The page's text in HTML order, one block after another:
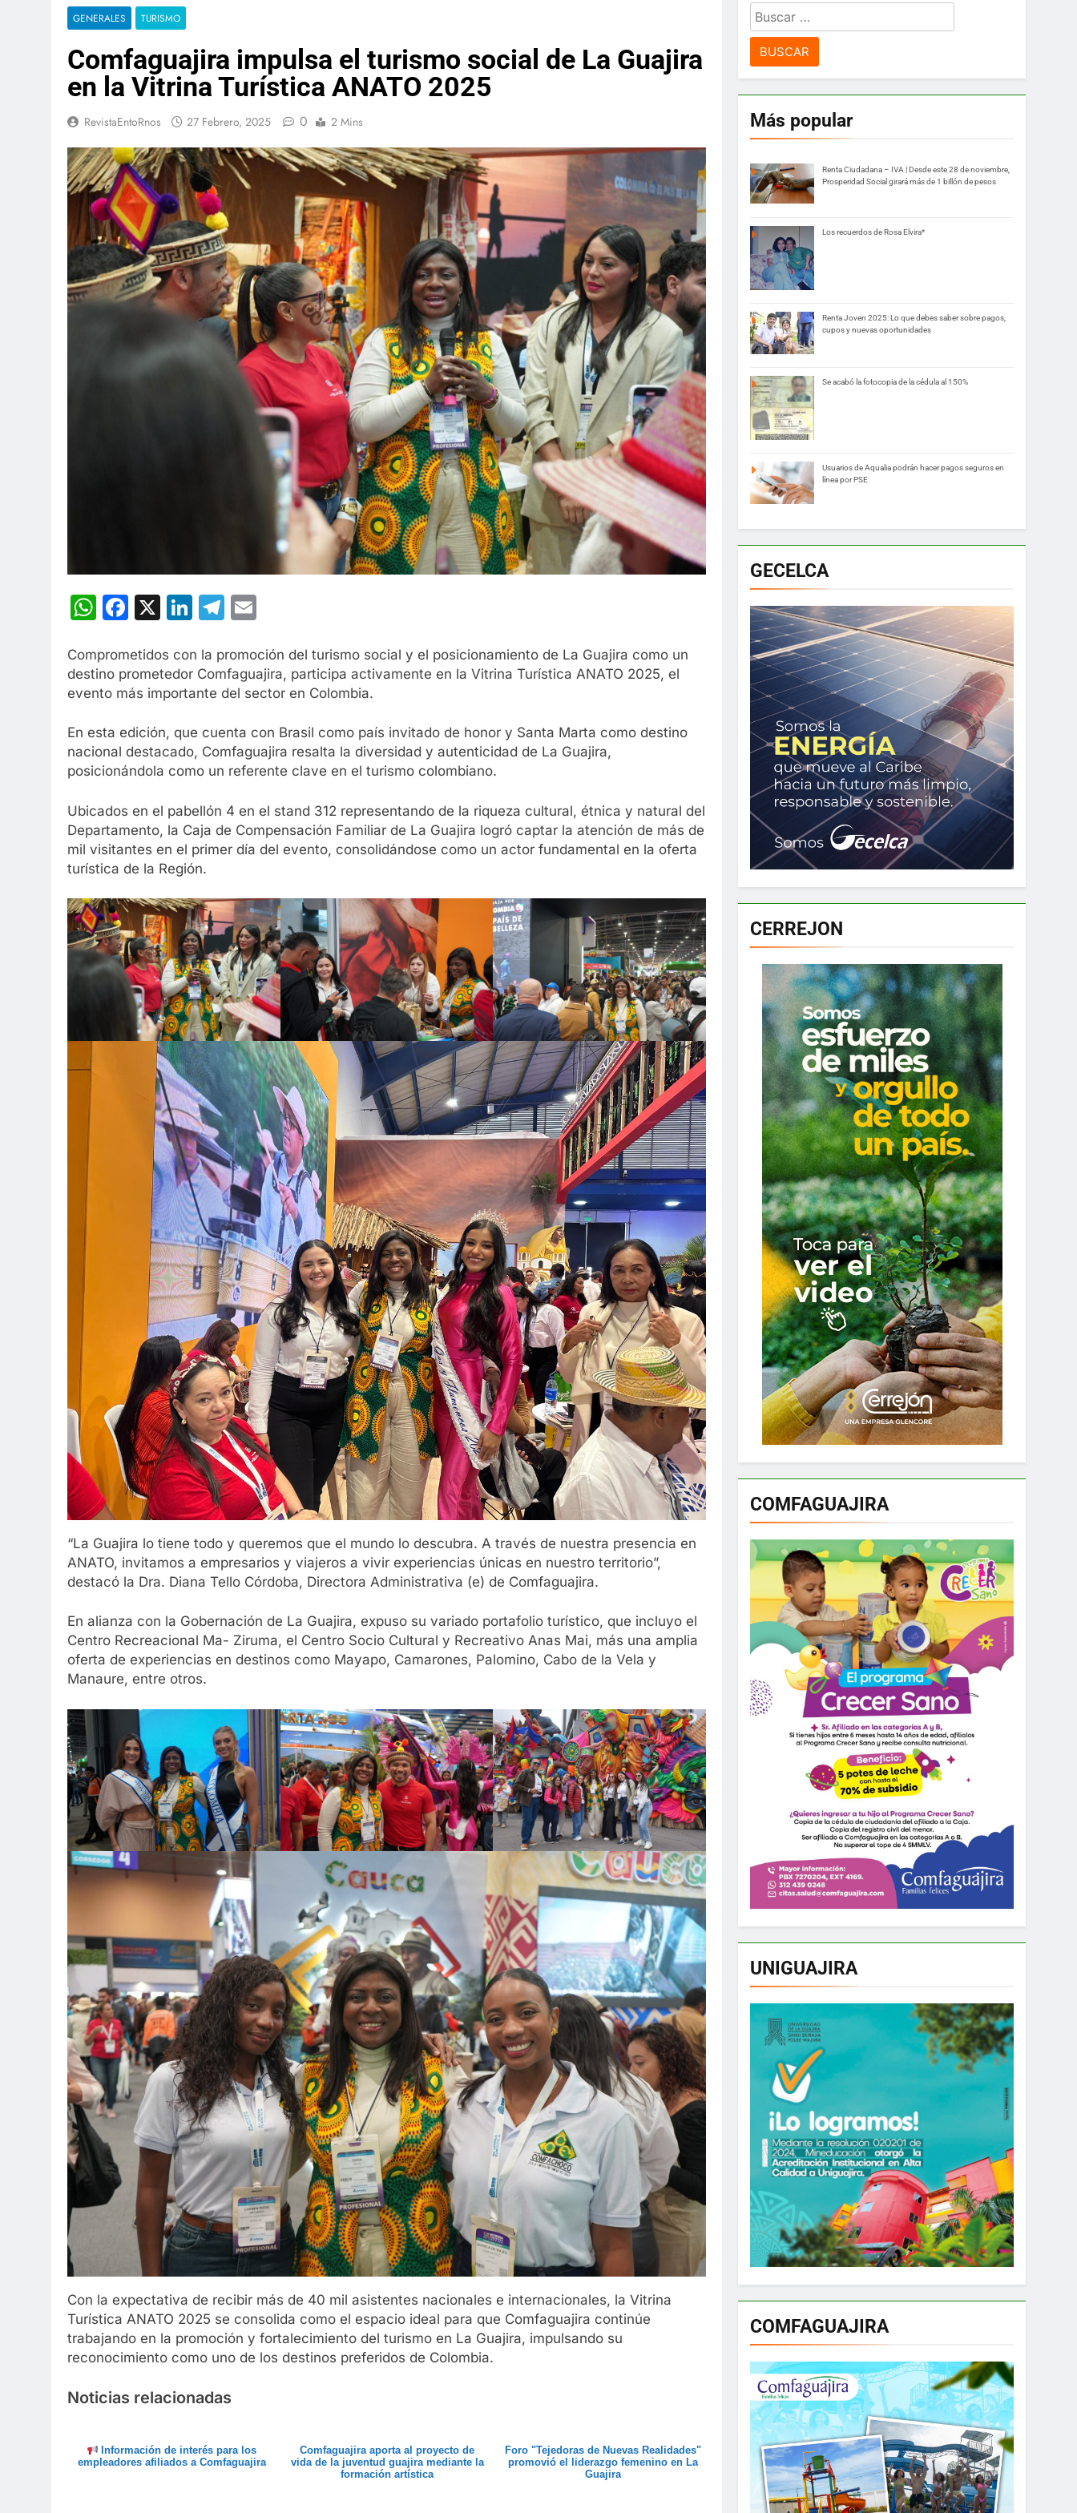
GENERALES TURISMO
Comfaguajira impulsa el turismo social de La Guajira
en la Vitrina Turística ANATO 2025
RevistaEntoRnos 27 Febrero, 2025 0 2 Mins
WhatsApp
Facebook
X LinkedIn
Telegram
Comprometidos con la promoción del turismo social y el posicionamiento de La Guajira como un
destino prometedor Comfaguajira, participa activamente en la Vitrina Turística ANATO 2025, el
evento más importante del sector en Colombia.
En esta edición, que cuenta con Brasil como país invitado de honor y Santa Marta como destino
nacional destacado, Comfaguajira resalta la diversidad y autenticidad de La Guajira,
posicionándola como un referente clave en el turismo colombiano.
Ubicados en el pabellón 4 en el stand 312 representando de la riqueza cultural, étnica y natural del
Departamento, la Caja de Compensación Familiar de La Guajira logró captar la atención de más de
mil visitantes en el primer día del evento, consolidándose como un actor fundamental en la oferta
turística de la Región.
“La Guajira lo tiene todo y queremos que el mundo lo descubra. A través de nuestra presencia en
ANATO, invitamos a empresarios y viajeros a vivir experiencias únicas en nuestro territorio”,
destacó la Dra. Diana Tello Córdoba, Directora Administrativa (e) de Comfaguajira.
En alianza con la Gobernación de La Guajira, expuso su variado portafolio turístico, que incluyo el
Centro Recreacional Ma- Ziruma, el Centro Socio Cultural y Recreativo Anas Mai, más una amplia
oferta de experiencias en destinos como Mayapo, Camarones, Palomino, Cabo de la Vela y
Manaure, entre otros.
Con la expectativa de recibir más de 40 mil asistentes nacionales e internacionales, la Vitrina
Turística ANATO 2025 se consolida como el espacio ideal para que Comfaguajira continúe
trabajando en la promoción y fortalecimiento del turismo en La Guajira, impulsando su
reconocimiento como uno de los destinos preferidos de Colombia.
Noticias relacionadas
Información de interés para los
empleadores afiliados a Comfaguajira
Comfaguajira aporta al proyecto de
vida de la juventud guajira mediante la
formación artística
Foro "Tejedoras de Nuevas Realidades"
promovió el liderazgo femenino en La
Guajira
Buscar:
Más popular
Renta Ciudadana – IVA | Desde este 28 de noviembre,
Prosperidad Social girará más de 1 billón de pesos
Los recuerdos de Rosa Elvira*
Renta Joven 2025: Lo que debes saber sobre pagos,
cupos y nuevas oportunidades
Se acabó la fotocopia de la cédula al 150%
Usuarios de Aqualia podrán hacer pagos seguros en
línea por PSE
GECELCA
CERREJON
COMFAGUAJIRA
UNIGUAJIRA
COMFAGUAJIRA